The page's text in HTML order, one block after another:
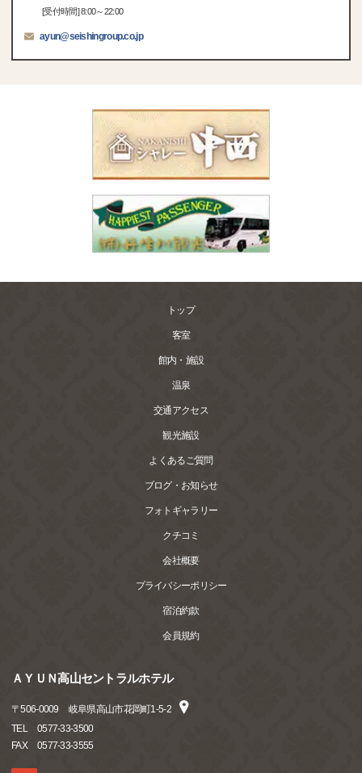
[受付時間] 8:00～22:00
ayun@seishingroup.co.jp
トップ
客室
館内・施設
温泉
交通アクセス
観光施設
よくあるご質問
ブログ・お知らせ
フォトギャラリー
クチコミ
会社概要
プライバシーポリシー
宿泊約款
会員規約
ＡＹＵＮ高山セントラルホテル
〒506-0009
岐阜県高山市花岡町1-5-2
TEL
0577-33-3500
FAX
0577-33-3555